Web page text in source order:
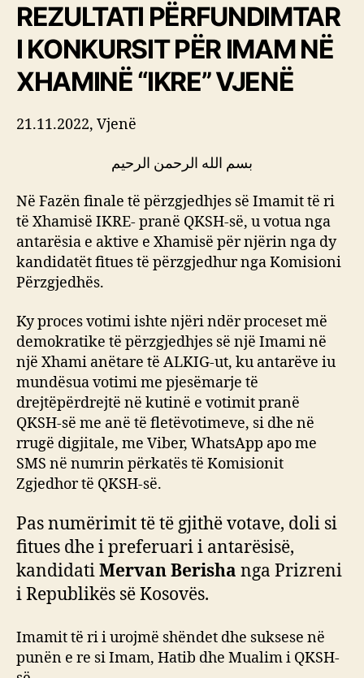
REZULTATI PËRFUNDIMTAR
I KONKURSIT PËR IMAM NË
XHAMINË “IKRE” VJENË
21.11.2022, Vjenë
بسم الله الرحمن الرحيم
Në Fazën finale të përzgjedhjes së Imamit të ri
të Xhamisë IKRE- pranë QKSH-së, u votua nga
antarësia e aktive e Xhamisë për njërin nga dy
kandidatët fitues të përzgjedhur nga Komisioni
Përzgjedhës.
Ky proces votimi ishte njëri ndër proceset më
demokratike të përzgjedhjes së një Imami në
një Xhami anëtare të ALKIG-ut, ku antarëve iu
mundësua votimi me pjesëmarje të
drejtëpërdrejtë në kutinë e votimit pranë
QKSH-së me anë të fletëvotimeve, si dhe në
rrugë digjitale, me Viber, WhatsApp apo me
SMS në numrin përkatës të Komisionit
Zgjedhor të QKSH-së.
Pas numërimit të të gjithë votave, doli si
fitues dhe i preferuari i antarësisë,
kandidatiMervan Berisha nga Prizreni
i Republikës së Kosovës.
Imamit të ri i urojmë shëndet dhe suksese në
punën e re si Imam, Hatib dhe Mualim i QKSH-